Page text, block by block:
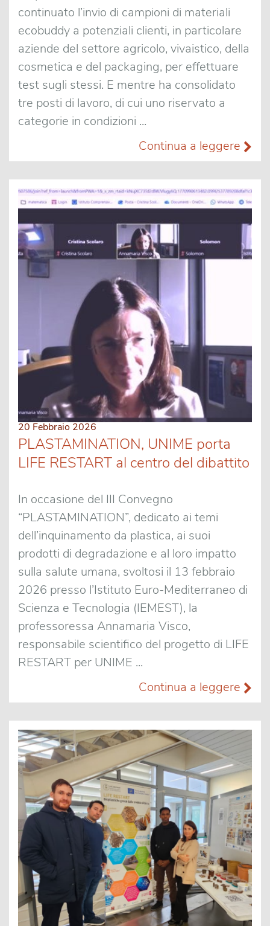
continuato l’invio di campioni di materiali
ecobuddy a potenziali clienti, in particolare
aziende del settore agricolo, vivaistico, della
cosmetica e del packaging, per effettuare
test sugli stessi. E mentre ha consolidato
tre posti di lavoro, di cui uno riservato a
categorie in condizioni ...
Continua a leggere
20 Febbraio 2026
PLASTAMINATION, UNIME porta
LIFE RESTART al centro del dibattito
In occasione del III Convegno
“PLASTAMINATION”, dedicato ai temi
dell’inquinamento da plastica, ai suoi
prodotti di degradazione e al loro impatto
sulla salute umana, svoltosi il 13 febbraio
2026 presso l’Istituto Euro-Mediterraneo di
Scienza e Tecnologia (IEMEST), la
professoressa Annamaria Visco,
responsabile scientifico del progetto di LIFE
RESTART per UNIME ...
Continua a leggere